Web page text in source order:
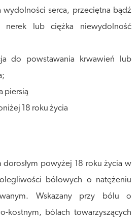
wydolności serca, przeciętna bądź
nerek lub ciężka niewydolność
do powstawania krwawień lub
piersią
18 roku życia
dorosłym powyżej 18 roku życia w
bólowych o natężeniu
Wskazany przy bólu o
kostnym, bólach towarzyszących